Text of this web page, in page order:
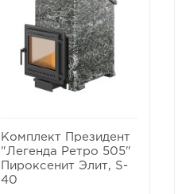
Комплект Президент
"Легенда Ретро 505"
Пироксенит Элит, S-
40